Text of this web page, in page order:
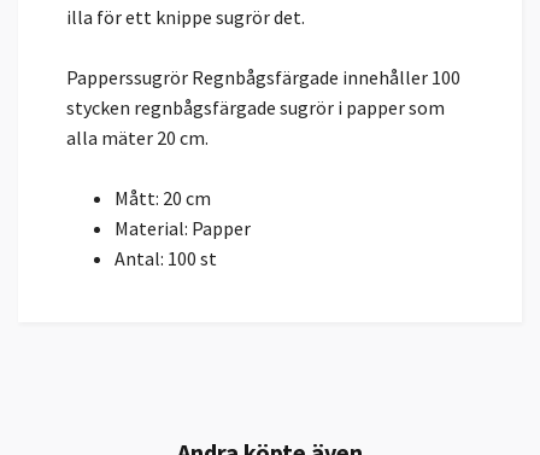
illa för ett knippe sugrör det.
Papperssugrör Regnbågsfärgade innehåller 100
stycken regnbågsfärgade sugrör i papper som
alla mäter 20 cm.
Mått: 20 cm
Material: Papper
Antal: 100 st